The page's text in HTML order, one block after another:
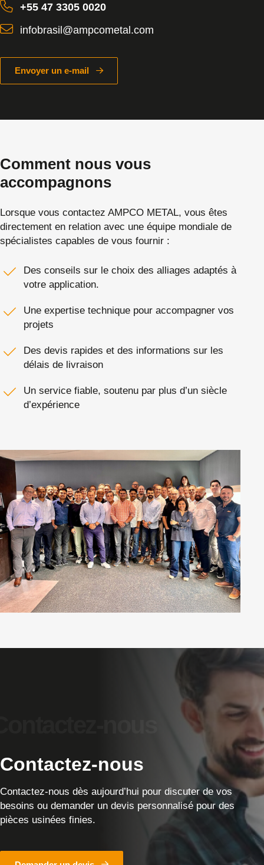
+55 47 3305 0020
infobrasil@ampcometal.com
Envoyer un e-mail
Comment nous vous
accompagnons
Lorsque vous contactez AMPCO METAL, vous êtes
directement en relation avec une équipe mondiale de
spécialistes capables de vous fournir :
Des conseils sur le choix des alliages adaptés à
votre application.
Une expertise technique pour accompagner vos
projets
Des devis rapides et des informations sur les
délais de livraison
Un service fiable, soutenu par plus d’un siècle
d’expérience
Contactez-nous
Contactez-nous dès aujourd’hui pour discuter de vos
besoins ou demander un devis personnalisé pour des
pièces usinées finies.